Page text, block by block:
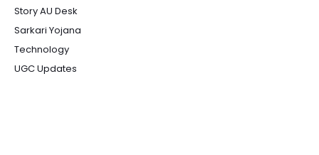
Story AU Desk
Sarkari Yojana
Technology
UGC Updates